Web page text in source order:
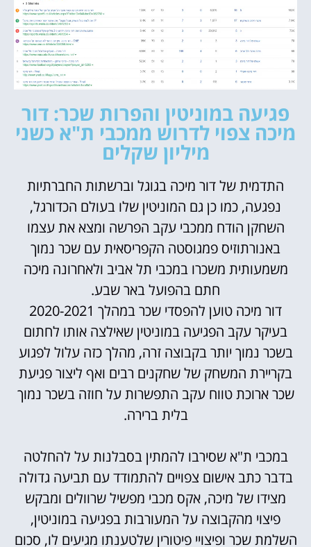
פגיעה במוניטין והפרות שכר: דור
מיכה צפוי לדרוש ממכבי ת"א כשני
מיליון שקלים
התדמית של דור מיכה בגוגל וברשתות החברתיות
נפגעה, כמו כן גם המוניטין שלו בעולם הכדורגל,
השחקן הודח ממכבי עקב הפרשה ומצא את עצמו
באנורתוזיס פמגוסטה הקפריסאית עם שכר נמוך
משמעותית משכרו במכבי תל אביב ולאחרונה מיכה
חתם בהפועל באר שבע.
דור מיכה טוען להפסדי שכר במהלך 2020-2021
בעיקר עקב הפגיעה במוניטין שאילצה אותו לחתום
בשכר נמוך יותר בקבוצה זרה, מהלך כזה עלול לפגוע
בקריירת המשחק של שחקנים רבים ואף ליצור פגיעת
שכר ארוכת טווח עקב התפשרות על חוזה בשכר נמוך
בלית ברירה.
במכבי ת"א שסירבו להמתין בסבלנות על להחלטה
בדבר כתב אישום צפויים להתמודד עם תביעה גדולה
מצידו של מיכה, אקס מכבי מפשיל שרוולים ומבקש
פיצוי מהקבוצה על המעורבות בפגיעה במוניטין,
השלמת שכר ופיצויי פיטורין שלטענתו מגיעים לו, סכום